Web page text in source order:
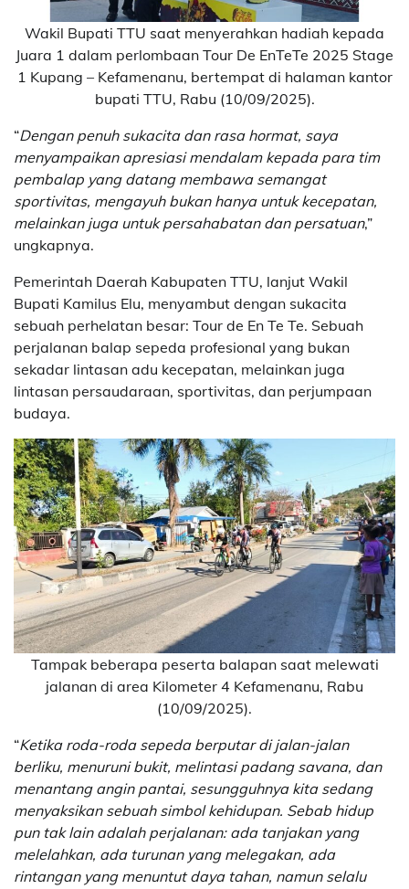
Wakil Bupati TTU saat menyerahkan hadiah kepada
Juara 1 dalam perlombaan Tour De EnTeTe 2025 Stage
1 Kupang – Kefamenanu, bertempat di halaman kantor
bupati TTU, Rabu (10/09/2025).
“Dengan penuh sukacita dan rasa hormat, saya
menyampaikan apresiasi mendalam kepada para tim
pembalap yang datang membawa semangat
sportivitas, mengayuh bukan hanya untuk kecepatan,
melainkan juga untuk persahabatan dan persatuan,”
ungkapnya.
Pemerintah Daerah Kabupaten TTU, lanjut Wakil
Bupati Kamilus Elu, menyambut dengan sukacita
sebuah perhelatan besar: Tour de En Te Te. Sebuah
perjalanan balap sepeda profesional yang bukan
sekadar lintasan adu kecepatan, melainkan juga
lintasan persaudaraan, sportivitas, dan perjumpaan
budaya.
Tampak beberapa peserta balapan saat melewati
jalanan di area Kilometer 4 Kefamenanu, Rabu
(10/09/2025).
“Ketika roda-roda sepeda berputar di jalan-jalan
berliku, menuruni bukit, melintasi padang savana, dan
menantang angin pantai, sesungguhnya kita sedang
menyaksikan sebuah simbol kehidupan. Sebab hidup
pun tak lain adalah perjalanan: ada tanjakan yang
melelahkan, ada turunan yang melegakan, ada
rintangan yang menuntut daya tahan, namun selalu